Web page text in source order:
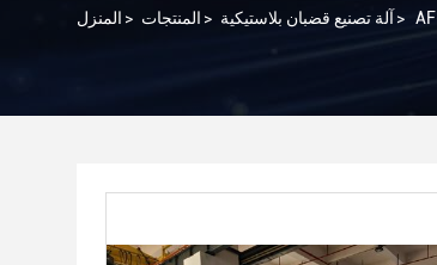
المنزل > المنتجات > آلة تصنيع قضبان بلاستيكية >